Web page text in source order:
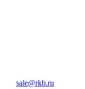
sale@rkb.ru